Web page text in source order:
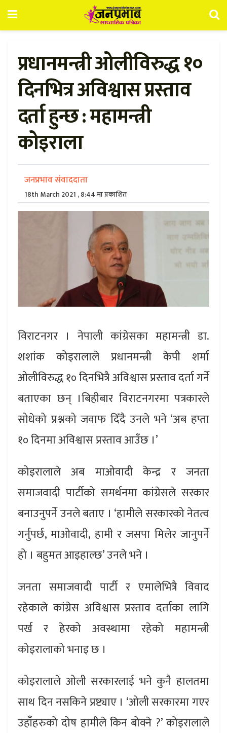
प्रधानमन्त्री ओलीविरुद्ध १०
दिनभित्र अविश्वास प्रस्ताव
दर्ता हुन्छ : महामन्त्री
कोइराला
जनप्रभाव संवाददाता
18th March 2021 , 8:44 मा प्रकाशित
विराटनगर । नेपाली कांग्रेसका महामन्त्री डा.
शशांक कोइरालाले प्रधानमन्त्री केपी शर्मा
ओलीविरुद्ध १० दिनभित्रै अविश्वास प्रस्ताव दर्ता गर्ने
बताएका छन् ।बिहीबार विराटनगरमा पत्रकारले
सोधेको प्रश्नको जवाफ दिँदै उनले भने ‘अब हप्ता
१० दिनमा अविश्वास प्रस्ताव आउँछ ।’
कोइरालाले अब माओवादी केन्द्र र जनता
समाजवादी पार्टीको समर्थनमा कांग्रेसले सरकार
बनाउनुपर्ने उनले बताए । ‘हामीले सरकारको नेतत्व
गर्नुपर्छ, माओवादी, हामी र जसपा मिलेर जानुपर्ने
हो । बहुमत आइहाल्छ’ उनले भने ।
जनता समाजवादी पार्टी र एमालेभित्रै विवाद
रहेकाले कांग्रेस अविश्वास प्रस्ताव दर्ताका लागि
पर्ख र हेरको अवस्थामा रहेको महामन्त्री
कोइरालाको भनाइ छ ।
कोइरालाले ओली सरकारलाई भने कुनै हालतमा
साथ दिन नसकिने प्रष्ट्याए । ‘ओली सरकारमा गएर
उहाँहरुको दोष हामीले किन बोक्ने ?’ कोइरालाले